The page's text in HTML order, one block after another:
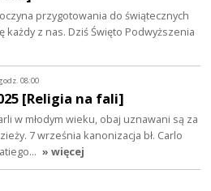
przygotowania do świątecznych
każdy z nas. Dziś Święto Podwyższenia
08:00
[Religia na fali]
w młodym wieku, obaj uznawani są za
7 września kanonizacja bł. Carlo
» więcej